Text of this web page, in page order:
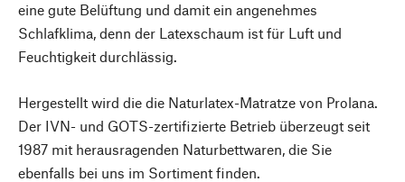
eine gute Belüftung und damit ein angenehmes
Schlafklima, denn der Latexschaum ist für Luft und
Feuchtigkeit durchlässig.
Hergestellt wird die die Naturlatex-Matratze von Prolana.
Der IVN- und GOTS-zertifizierte Betrieb überzeugt seit
1987 mit herausragenden Naturbettwaren, die Sie
ebenfalls bei uns im Sortiment finden.